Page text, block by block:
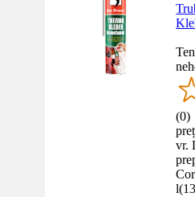
(0)
vr.
l(